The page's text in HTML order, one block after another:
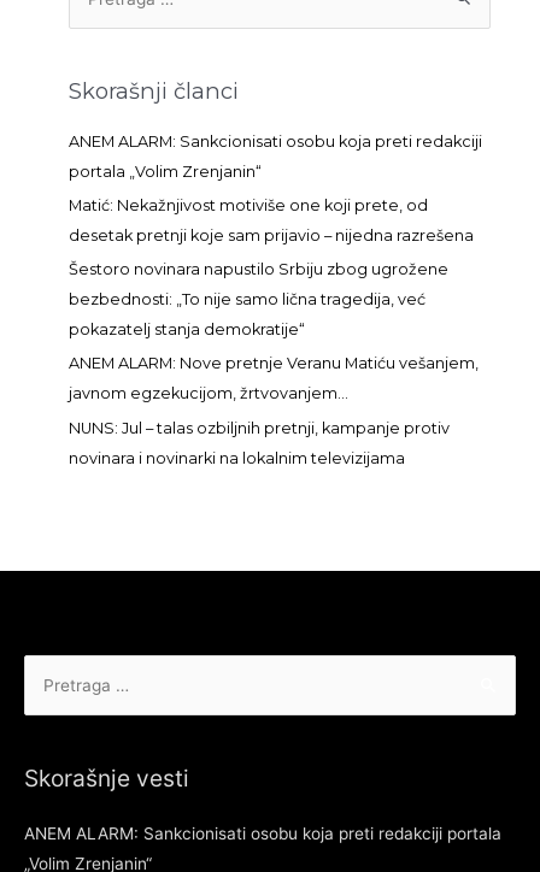
r
a
Skorašnji članci
ANEM ALARM: Sankcionisati osobu koja preti redakciji
portala „Volim Zrenjanin“
Matić: Nekažnjivost motiviše one koji prete, od
desetak pretnji koje sam prijavio – nijedna razrešena
Šestoro novinara napustilo Srbiju zbog ugrožene
bezbednosti: „To nije samo lična tragedija, već
pokazatelj stanja demokratije“
ANEM ALARM: Nove pretnje Veranu Matiću vešanjem,
javnom egzekucijom, žrtvovanjem…
NUNS: Jul – talas ozbiljnih pretnji, kampanje protiv
novinara i novinarki na lokalnim televizijama
Skorašnje vesti
ANEM ALARM: Sankcionisati osobu koja preti redakciji portala
„Volim Zrenjanin“